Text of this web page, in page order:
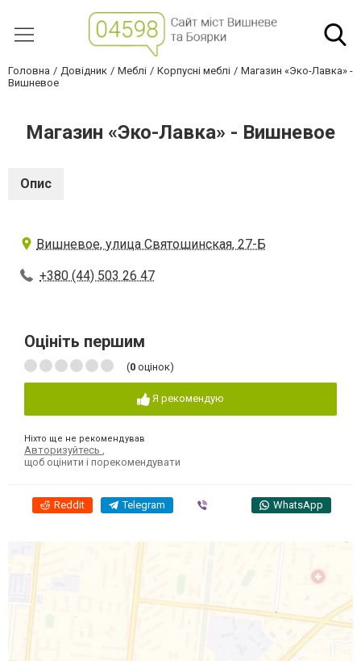
Головна Довідник Меблі Корпусні меблі
Магазин «Эко-Лавка» -
Вишневое
Магазин «Эко-Лавка» - Вишневое
Опис
Вишневое, улица Святошинская, 27-Б
+380 (44) 503 26 47
Оцініть першим
(0 оцінок)
Я рекомендую
Ніхто ще не рекомендував
Авторизуйтесь
щоб оцінити і порекомендувати
Reddit Telegram WhatsApp